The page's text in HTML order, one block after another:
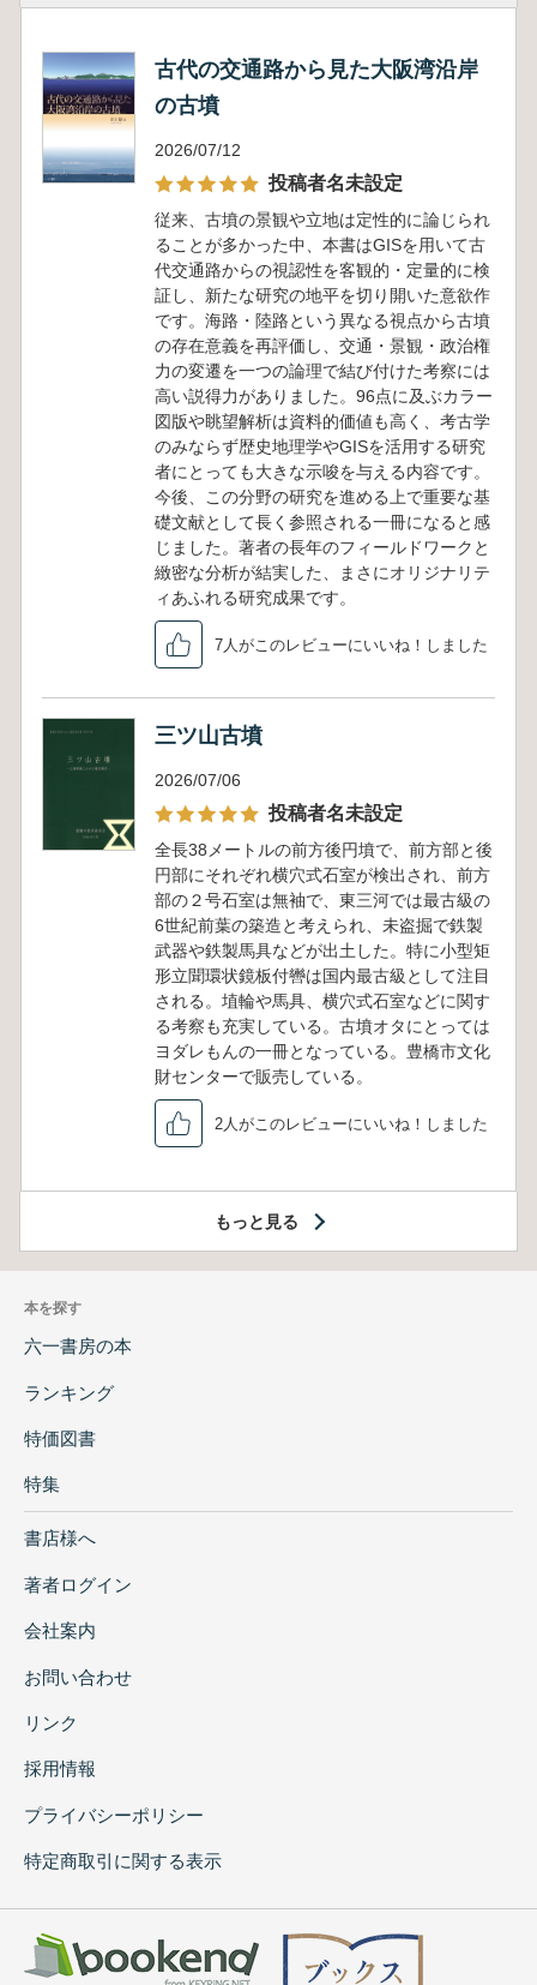
古代の交通路から見た大阪湾沿岸
の古墳
2026/07/12
投稿者名未設定
従来、古墳の景観や立地は定性的に論じられ
ることが多かった中、本書はGISを用いて古
代交通路からの視認性を客観的・定量的に検
証し、新たな研究の地平を切り開いた意欲作
です。海路・陸路という異なる視点から古墳
の存在意義を再評価し、交通・景観・政治権
力の変遷を一つの論理で結び付けた考察には
高い説得力がありました。96点に及ぶカラー
図版や眺望解析は資料的価値も高く、考古学
のみならず歴史地理学やGISを活用する研究
者にとっても大きな示唆を与える内容です。
今後、この分野の研究を進める上で重要な基
礎文献として長く参照される一冊になると感
じました。著者の長年のフィールドワークと
緻密な分析が結実した、まさにオリジナリテ
ィあふれる研究成果です。
7人がこのレビューにいいね！しました
三ツ山古墳
2026/07/06
投稿者名未設定
全長38メートルの前方後円墳で、前方部と後
円部にそれぞれ横穴式石室が検出され、前方
部の２号石室は無袖で、東三河では最古級の
6世紀前葉の築造と考えられ、未盗掘で鉄製
武器や鉄製馬具などが出土した。特に小型矩
形立聞環状鏡板付轡は国内最古級として注目
される。埴輪や馬具、横穴式石室などに関す
る考察も充実している。古墳オタにとっては
ヨダレもんの一冊となっている。豊橋市文化
財センターで販売している。
2人がこのレビューにいいね！しました
もっと見る
本を探す
六一書房の本
ランキング
特価図書
特集
書店様へ
著者ログイン
会社案内
お問い合わせ
リンク
採用情報
プライバシーポリシー
特定商取引に関する表示